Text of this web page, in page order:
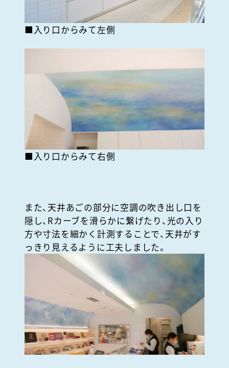
■入り口からみて左側
■入り口からみて右側
また、天井あごの部分に空調の吹き出し口を
隠し、Rカーブを滑らかに繋げたり、光の入り
方や寸法を細かく計測することで、天井がす
っきり見えるように工夫しました。